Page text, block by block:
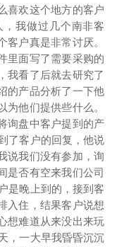
喜欢这个地方的客户
我做过几个南非客
户真是非常讨厌。
里面写了需要采购的
我看了后就去研究了
的产品分析了一下他
他们提供些什么。
询盘中客户提到的产
了客户的回复，他说
说我们没有参加，询
是否有空来我们公司
是晚上到的，接到客
入住，结果客户说想
想难道从来没出来玩
，一大早我昏昏沉沉